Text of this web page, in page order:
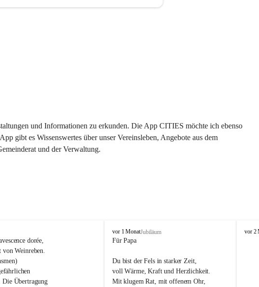
und Informationen zu erkunden. Die App CITIES möchte ich ebenso
gibt es Wissenswertes über unser Vereinsleben, Angebote aus dem
und der Verwaltung.
dorée,
Weinreben.
Die Übertragung
O
s
i
vor 1 MonatJubiläum
Für Papa
Du bist der Fels in starker Zeit,
voll Wärme, Kraft und Herzlichkeit.
Mit klugem Rat, mit offenem Ohr,
O
vor 2